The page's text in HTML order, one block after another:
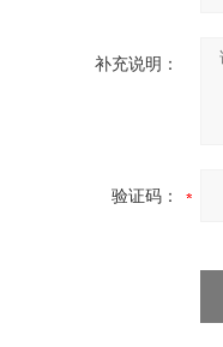
补充说明：
验证码：